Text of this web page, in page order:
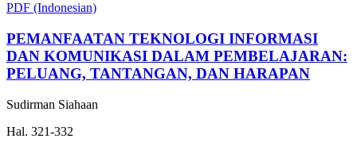
PDF (Indonesian)
PEMANFAATAN TEKNOLOGI INFORMASI
DAN KOMUNIKASI DALAM PEMBELAJARAN:
PELUANG, TANTANGAN, DAN HARAPAN
Sudirman Siahaan
Hal. 321-332